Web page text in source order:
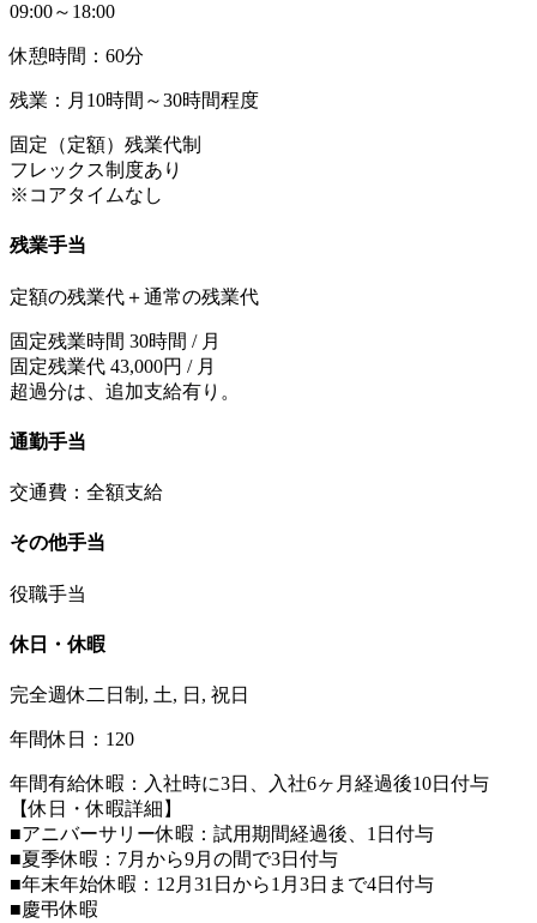
09:00～18:00
休憩時間：60分
残業：月10時間～30時間程度
固定（定額）残業代制
フレックス制度あり
※コアタイムなし
残業手当
定額の残業代＋通常の残業代
固定残業時間 30時間 / 月
固定残業代 43,000円 / 月
超過分は、追加支給有り。
通勤手当
交通費：全額支給
その他手当
役職手当
休日・休暇
完全週休二日制, 土, 日, 祝日
年間休日：120
年間有給休暇：入社時に3日、入社6ヶ月経過後10日付与
【休日・休暇詳細】
■アニバーサリー休暇：試用期間経過後、1日付与
■夏季休暇：7月から9月の間で3日付与
■年末年始休暇：12月31日から1月3日まで4日付与
■慶弔休暇